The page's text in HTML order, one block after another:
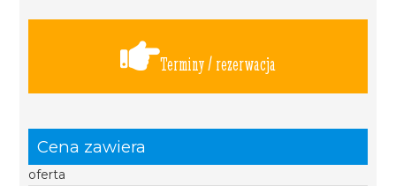
Terminy / rezerwacja
Cena zawiera
oferta